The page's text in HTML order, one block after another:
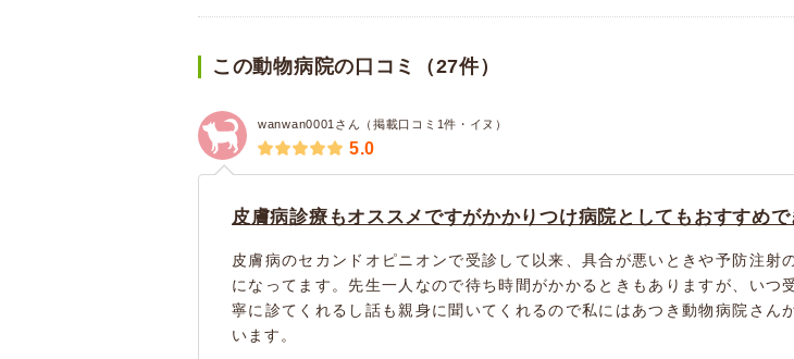
この動物病院の口コミ（27件）
wanwan0001さん（掲載口コミ1件・イヌ）
5.0
皮膚病診療もオススメですがかかりつけ病院としてもおすすめ
皮膚病のセカンドオピニオンで受診して以来、具合が悪いときや予防注射
になってます。先生一人なので待ち時間がかかるときもありますが、いつ
寧に診てくれるし話も親身に聞いてくれるので私にはあつき動物病院さん
います。